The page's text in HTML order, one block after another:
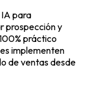
para
prospección y
práctico
implementen
de ventas desde